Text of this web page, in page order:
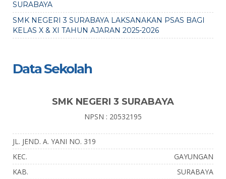
SURABAYA
SMK NEGERI 3 SURABAYA LAKSANAKAN PSAS BAGI
KELAS X & XI TAHUN AJARAN 2025-2026
Data Sekolah
SMK NEGERI 3 SURABAYA
NPSN : 20532195
JL. JEND. A. YANI NO. 319
KEC.
GAYUNGAN
KAB.
SURABAYA